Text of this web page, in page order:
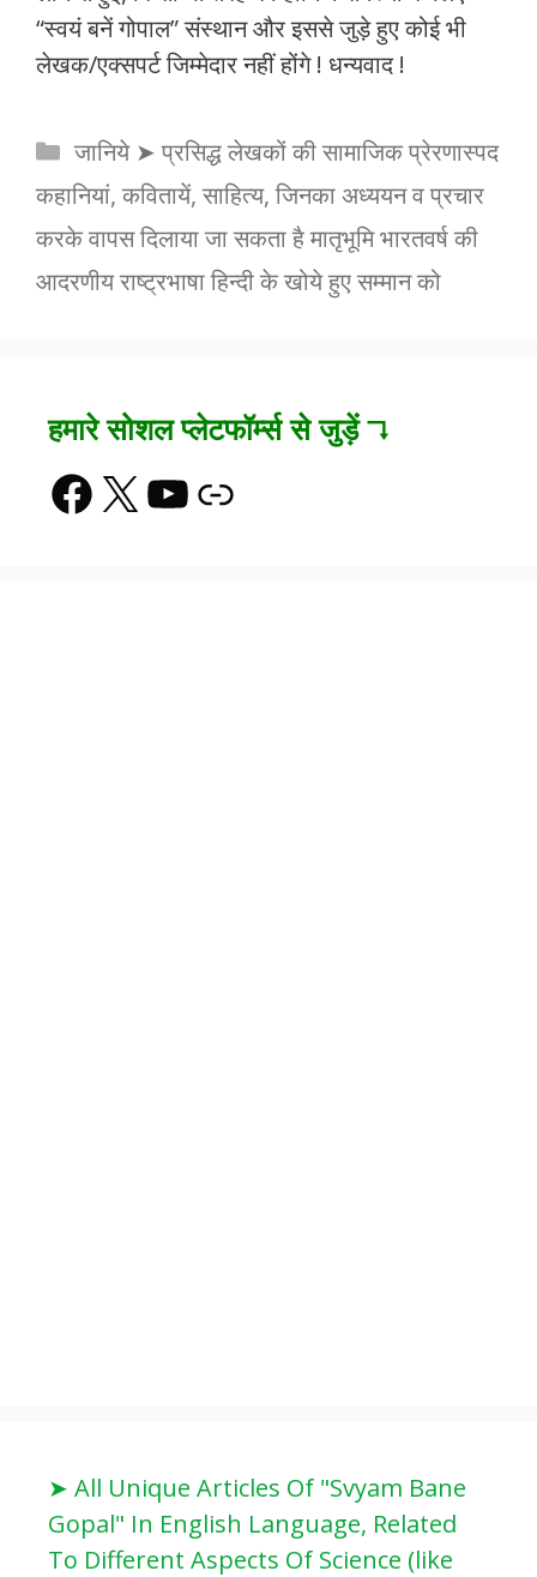
“स्वयं बनें गोपाल” संस्थान और इससे जुड़े हुए कोई भी
लेखक/एक्सपर्ट जिम्मेदार नहीं होंगे ! धन्यवाद !
Categories
जानिये ➤ प्रसिद्ध लेखकों की सामाजिक प्रेरणास्पद
कहानियां, कवितायें, साहित्य, जिनका अध्ययन व प्रचार
करके वापस दिलाया जा सकता है मातृभूमि भारतवर्ष की
आदरणीय राष्ट्रभाषा हिन्दी के खोये हुए सम्मान को
हमारे सोशल प्लेटफॉर्म्स से जुड़ें ↴
Facebook
X YouTube
Link
➤ All Unique Articles Of "Svyam Bane
Gopal" In English Language, Related
To Different Aspects Of Science (like